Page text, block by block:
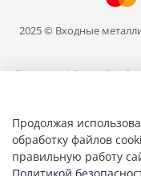
2025 © Входные
Внимание! Данный
представленной на
с различными
Общество с
Продолжая
обработку файлов
правильную работу